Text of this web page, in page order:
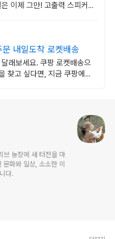
이제 그만! 고출력 스피커로
내일도착 로켓배송
래보세요. 쿠팡 로켓배송으
찾고 싶다면, 지금 쿠팡에서
브 농장에 새 터전을 마
화와 일상, 소소한 이
다.